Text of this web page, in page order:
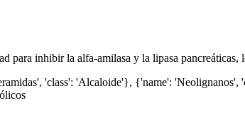
para inhibir la alfa-amilasa y la lipasa
'class': 'Alcaloide'}, {'name': 'Neolignanos',